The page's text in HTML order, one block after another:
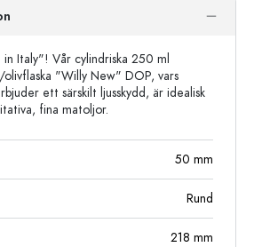
in Italy"! Vår cylindriska 250 ml
"Willy New" DOP, vars
ett särskilt ljusskydd, är idealisk
fina matoljor.
50 mm
Rund
218 mm